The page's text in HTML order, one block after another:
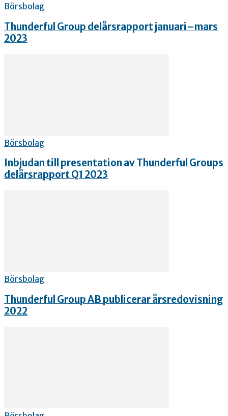
Börsbolag
Thunderful Group delårsrapport januari–mars
2023
Börsbolag
Inbjudan till presentation av Thunderful Groups
delårsrapport Q1 2023
Börsbolag
Thunderful Group AB publicerar årsredovisning
2022